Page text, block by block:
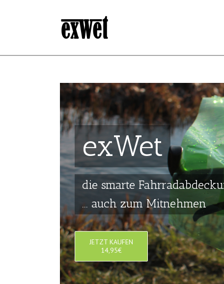
exWet
die smarte
... auch zum Mitnehmen
JETZT KAUFEN
14,95€